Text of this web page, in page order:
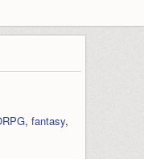
, fantasy,